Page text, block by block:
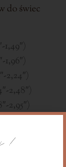
do świec
2,24″)
2,48″)
2,95″)
!